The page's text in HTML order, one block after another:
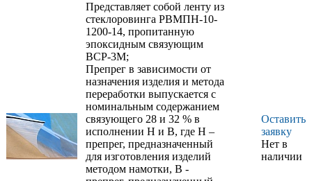
температур от
минус 60 до плюс
всеклиматических
Представляет собой ленту из
стеклоровинга РВМПН-10-
1200-14, пропитанную
эпоксидным связующим
ВСР-3М;
Препрег в зависимости от
назначения изделия и метода
переработки выпускается с
номинальным содержанием
связующего 28 и 32 % в
исполнении Н и В, где Н –
препрег, предназначенный
для изготовления изделий
методом намотки, В -
Оставить
заявку
Нет в
наличии